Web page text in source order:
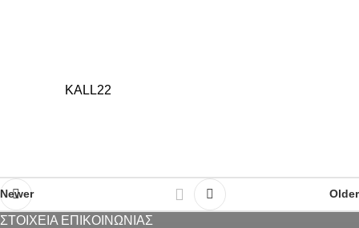
KALL22
Newer Older
ΣΤΟΙΧΕΙΑ ΕΠΙΚΟΙΝΩΝΙΑΣ